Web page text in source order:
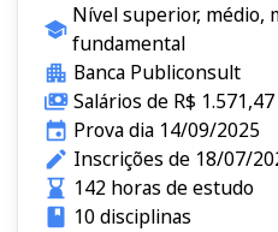
Nível superior, médio,
fundamental
Banca Publiconsult
Salários de R$
Prova dia 14/09/2025
Inscrições de 18/07/
142 horas de estudo
10 disciplinas